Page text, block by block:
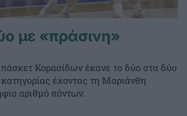
με «πράσινη»
Κορασίδων έκανε το δύο στα δύο
έχοντας τη Μαριάνθη
αριθμό πόντων.